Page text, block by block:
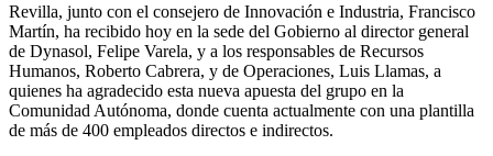
Revilla, junto con el consejero de Innovación e Industria, Francisco
Martín, ha recibido hoy en la sede del Gobierno al director general
de Dynasol, Felipe Varela, y a los responsables de Recursos
Humanos, Roberto Cabrera, y de Operaciones, Luis Llamas, a
quienes ha agradecido esta nueva apuesta del grupo en la
Comunidad Autónoma, donde cuenta actualmente con una plantilla
de más de 400 empleados directos e indirectos.